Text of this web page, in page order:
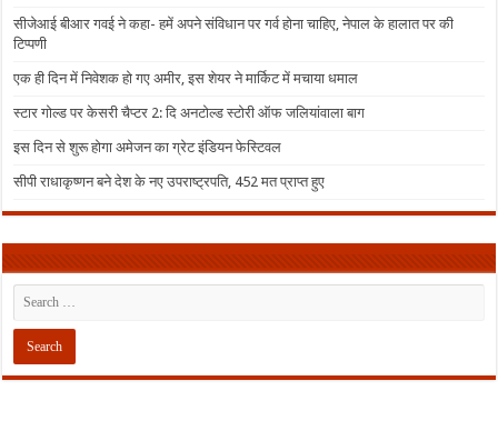
सीजेआई बीआर गवई ने कहा- हमें अपने संविधान पर गर्व होना चाहिए, नेपाल के हालात पर की
टिप्पणी
एक ही दिन में निवेशक हो गए अमीर, इस शेयर ने मार्किट में मचाया धमाल
स्टार गोल्ड पर केसरी चैप्टर 2: दि अनटोल्ड स्टोरी ऑफ जलियांवाला बाग
इस दिन से शुरू होगा अमेजन का ग्रेट इंडियन फेस्टिवल
सीपी राधाकृष्णन बने देश के नए उपराष्ट्रपति, 452 मत प्राप्त हुए